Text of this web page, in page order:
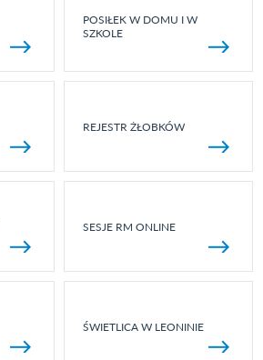
POSIŁEK W DOMU I W
SZKOLE
REJESTR ŻŁOBKÓW
SESJE RM ONLINE
ŚWIETLICA W LEONINIE